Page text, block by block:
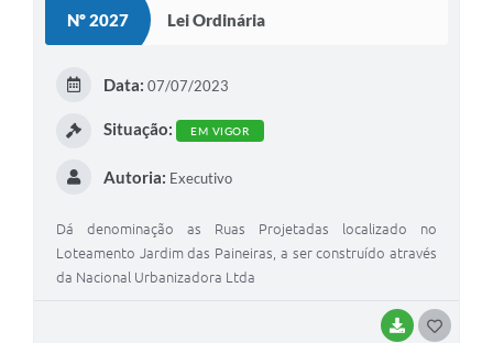
Nº 2027 Lei Ordinária
BAIXAR
Data: 07/07/2023
Situação: EM VIGOR
Autoria: Executivo
Dá denominação as Ruas Projetadas localizado no
Loteamento Jardim das Paineiras, a ser construído através
da Nacional Urbanizadora Ltda